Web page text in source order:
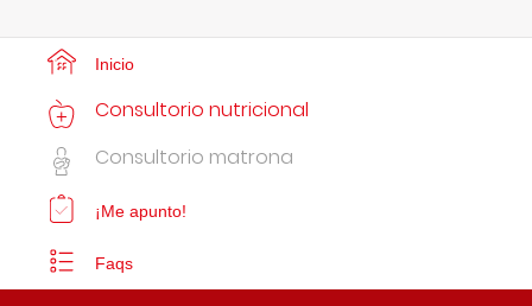
Inicio
Consultorio nutricional
Consultorio matrona
¡Me apunto!
Faqs